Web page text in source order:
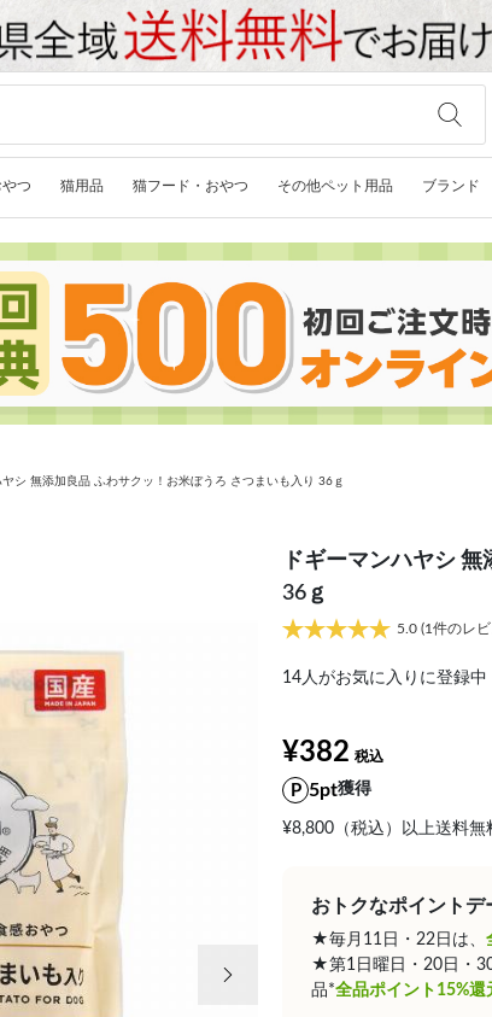
つ 猫用品 猫フード・おやつ その他ペット用品 ブランド
シ 無添加良品 ふわサクッ！お米ぼうろ さつまいも入り 36ｇ
ドギーマンハヤシ
36ｇ
5.0 (1件のレ
14人がお気に入りに登録中
¥382
5pt獲得
¥8,800（税込）以上送料無
おトクなポイントデ
★毎月11日・22日は、
★第1日曜日・20日・
品*全品ポイント15%還